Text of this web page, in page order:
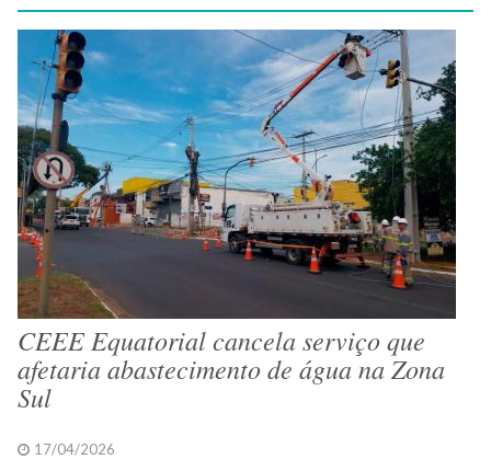
CEEE Equatorial cancela serviço que
afetaria abastecimento de água na Zona
Sul
17/04/2026